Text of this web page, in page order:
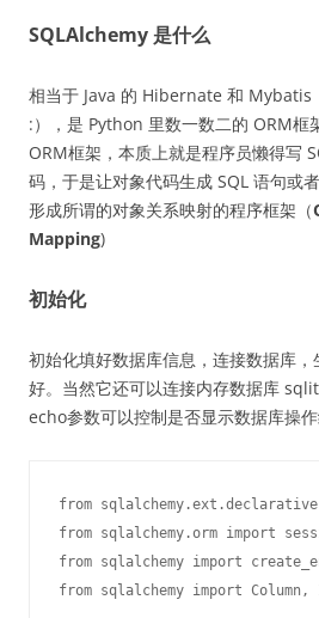
SQLAlchemy 是什么
相当于 Java 的 Hibernate 和 Mybatis
:），是 Python 里数一数二的 ORM框
ORM框架，本质上就是程序员懒得写
码，于是让对象代码生成 SQL 语句或
形成所谓的对象关系映射的程序框架（
Mapping)
初始化
初始化填好数据库信息，连接数据库
好。当然它还可以连接内存数据库
echo参数可以控制是否显示数据库操作
from
from sqlalchemy.orm import
from sqlalchemy import
from sqlalchemy import